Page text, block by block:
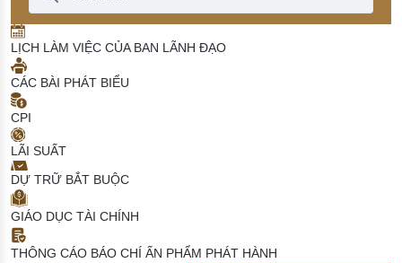
LỊCH LÀM VIỆC CỦA BAN LÃNH ĐẠO
CÁC BÀI PHÁT BIỂU
CPI
LÃI SUẤT
DỰ TRỮ BẮT BUỘC
GIÁO DỤC TÀI CHÍNH
THÔNG CÁO BÁO CHÍ ẤN PHẨM PHÁT HÀNH